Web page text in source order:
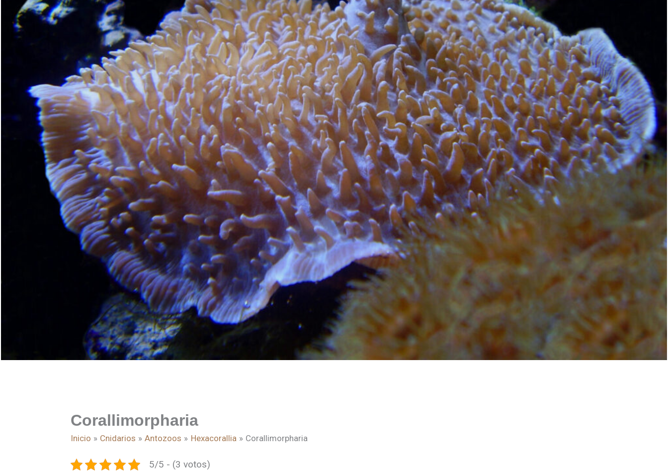
Corallimorpharia
Inicio Cnidarios Antozoos Hexacorallia Corallimorpharia
5/5 - (3 votos)